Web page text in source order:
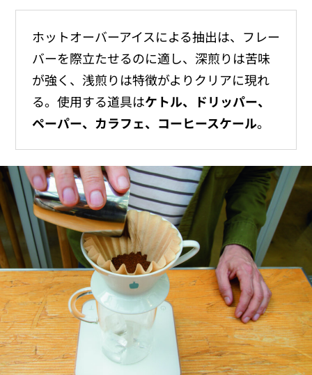
ホットオーバーアイスによる抽出は、フレー
バーを際立たせるのに適し、深煎りは苦味
が強く、浅煎りは特徴がよりクリアに現れ
る。使用する道具はケトル、ドリッパー、
ペーパー、カラフェ、コーヒースケール。